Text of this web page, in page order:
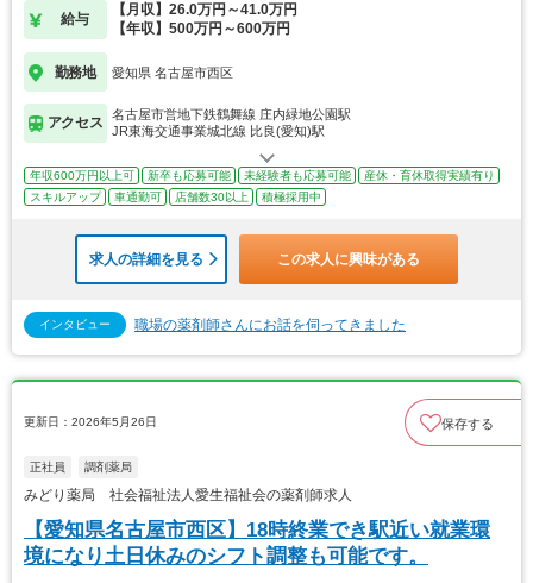
給与
【月収】26.0万円～41.0万円
【年収】500万円～600万円
勤務地 愛知県 名古屋市西区
アクセス
名古屋市営地下鉄鶴舞線 庄内緑地公園駅
JR東海交通事業城北線 比良(愛知)駅
年収600万円以上可 新卒も応募可能 未経験者も応募可能
産休・育休取得実績有り
スキルアップ
車通勤可 店舗数30以上 積極採用中
求人の詳細を見る この求人に興味がある
インタビュー 職場の薬剤師さんにお話を伺ってきました
更新日：2026年5月26日 保存する
正社員 調剤薬局
みどり薬局 社会福祉法人愛生福祉会の薬剤師求人
【愛知県名古屋市西区】18時終業でき駅近い就業環
境になり土日休みのシフト調整も可能です。